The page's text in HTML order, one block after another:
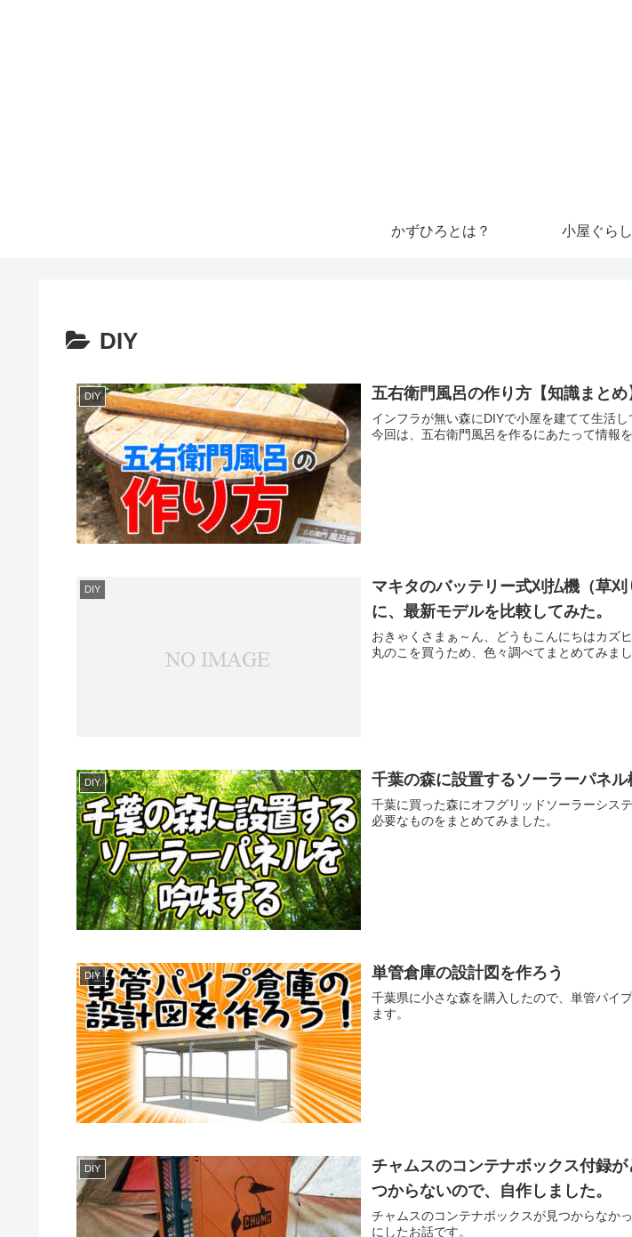
かずひろとは？ 小屋ぐらし
DIY
DIY 五右衛門風呂の作り方【知識まとめ
インフラが無い森にDIYで小屋を建てて生活し
今回は、五右衛門風呂を作るにあたって情報
DIY
マキタのバッテリー式刈払機（草
に、最新モデルを比較してみた。
おきゃくさまぁ～ん、どうもこんにちはカズ
丸のこを買うため、色々調べてまとめてみまし
DIY 千葉の森に設置するソーラーパネ
千葉に買った森にオフグリッドソーラーシス
必要なものをまとめてみました。
DIY 単管倉庫の設計図を作ろう
千葉県に小さな森を購入したので、単管パイ
ます。
DIY
チャムスのコンテナボックス付録
つからないので、自作しました。
チャムスのコンテナボックスが見つからなか
にしたお話です。